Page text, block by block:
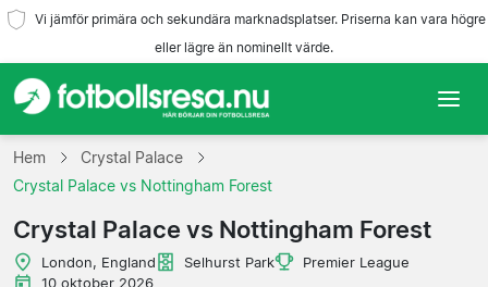
Vi jämför primära och sekundära marknadsplatser. Priserna kan vara högre
eller lägre än nominellt värde.
Hem
Ligor
Hem
Crystal Palace
Crystal Palace vs Nottingham Forest
Crystal Palace vs Nottingham Forest
London, England Selhurst Park
Premier League
10 oktober 2026